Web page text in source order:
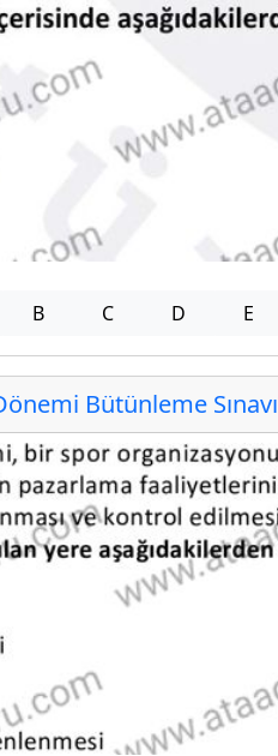
B C D E
Bütünleme Sınavı